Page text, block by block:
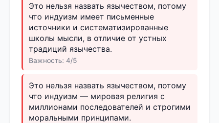
Это нельзя назвать язычеством, потому
что индуизм имеет письменные
источники и систематизированные
школы мысли, в отличие от устных
традиций язычества.
Важность: 4/5
Это нельзя назвать язычеством, потому
что индуизм — мировая религия с
миллионами последователей и строгими
моральными принципами.